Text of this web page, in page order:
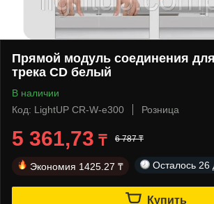
Прямой модуль соединения
трека CD белый
В наличии
Код: LightUP CR-W-e300
Розница
5 361,73 ₸ 6 787 ₸
Экономия 1425.27 ₸ Осталось 26
Купить